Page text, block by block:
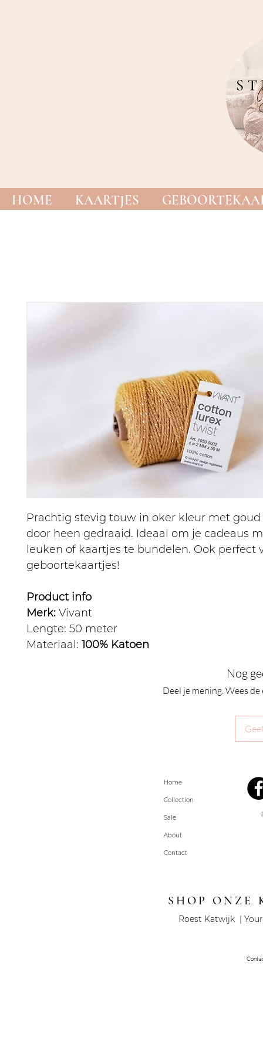
HOME KAARTJES
Prachtig stevig touw in oker kleur met goud
door heen gedraaid. Ideaal om je cadeaus
leuken of kaartjes te bundelen. Ook perfect
geboortekaartjes!
Product info
Merk: Vivant
Lengte: 50 meter
Materiaal: 100% Katoen
Nog
Deel je mening. Wees
Home
Collection
Sale
About
Contact
SHOP ONZE
Roest Katwijk |